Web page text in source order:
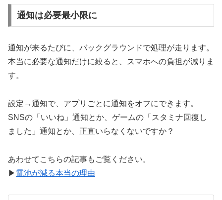
通知は必要最小限に
通知が来るたびに、バックグラウンドで処理が走ります。
本当に必要な通知だけに絞ると、スマホへの負担が減りま
す。
設定→通知で、アプリごとに通知をオフにできます。
SNSの「いいね」通知とか、ゲームの「スタミナ回復し
ました」通知とか、正直いらなくないですか？
あわせてこちらの記事もご覧ください。
▶ 電池が減る本当の理由